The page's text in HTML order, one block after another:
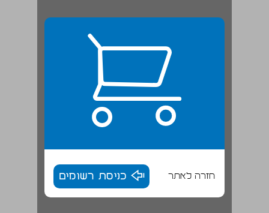
חזרה לאתר כניסת רשומים